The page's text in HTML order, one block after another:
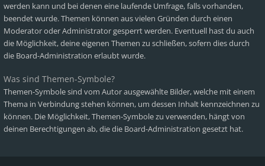
werden kann und bei denen eine laufende Umfrage, falls vorhanden,
beendet wurde. Themen können aus vielen Gründen durch einen
Moderator oder Administrator gesperrt werden. Eventuell hast du auch
die Möglichkeit, deine eigenen Themen zu schließen, sofern dies durch
die Board-Administration erlaubt wurde.
Was sind Themen-Symbole?
Themen-Symbole sind vom Autor ausgewählte Bilder, welche mit einem
Thema in Verbindung stehen können, um dessen Inhalt kennzeichnen zu
können. Die Möglichkeit, Themen-Symbole zu verwenden, hängt von
deinen Berechtigungen ab, die die Board-Administration gesetzt hat.